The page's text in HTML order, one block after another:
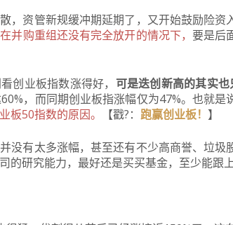
，资管新规缓冲期延期了，又开始鼓励险资
并购重组还没有完全放开的情况下， 要是后
创业板指数涨得好， 可是迭创新高的其实也
，而同期创业板指涨幅仅为47%。也就是
板50指数的原因。
【戳?： 跑赢创业板！ 】
没有太多涨幅，甚至还有不少高商誉、垃圾
的研究能力，最好还是买买基金，至少能跟